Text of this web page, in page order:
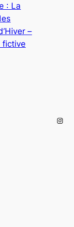
: La
–
fictive